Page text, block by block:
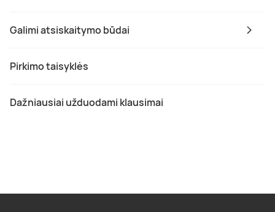
Galimi atsiskaitymo būdai
Pirkimo taisyklės
Dažniausiai užduodami klausimai